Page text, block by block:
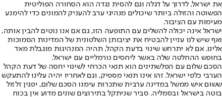
את ישראל, לדרוך על דגלה וגם להסית נגדה הוא הסחורה הפוליטית
הפשוטה והזולה ביותר שיכולים מנהיגי ערב להעניק להמונים כדי להימנע
מעימות עם הציבור.
ישראל אינה יכולה להשלים עם התופעה הזו, גם אם אנו נוטים להבין אותה,
ואף שיש לנו עניין להבטיח את יציבותן השלטונית של המדינות הסמוכות
אלינו. אם לא יתרחש שינוי בדעת הקהל, תהיה המנהיגות מוגבלת מאד
בחופש ההחלטה שלה באשר ליחסים נורמליים עם ישראל.
הסכם שלום עם הפלשתינים הוא תנאי הכרחי לשינוי יחסה של דעת הקהל
הערבי כלפי ישראל. זהו אינו תנאי מספיק, וגם לאחריו יהיה עלינו להתעקש
ששום איש ממשל במדינה ערבית שתכרות עימנו הסכם שלום, יפגין זלזול
בוטה בישראל ובסמליה. סביר שניתקל בתירוצים שונים מדוע אין בכוח